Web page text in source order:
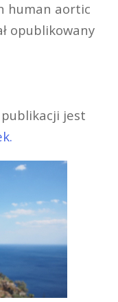
human aortic
opublikowany
jest